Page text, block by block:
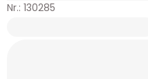
Nr.: 130285